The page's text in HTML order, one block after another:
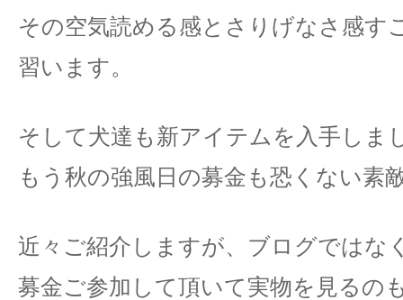
その空気読める感とさりげなさ感す
習います。
そして犬達も新アイテムを入手しま
もう秋の強風日の募金も恐くない素
近々ご紹介しますが、ブログではな
募金ご参加して頂いて実物を見るの